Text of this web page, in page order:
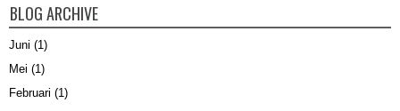
BLOG ARCHIVE
Juni (1)
Mei (1)
Februari (1)